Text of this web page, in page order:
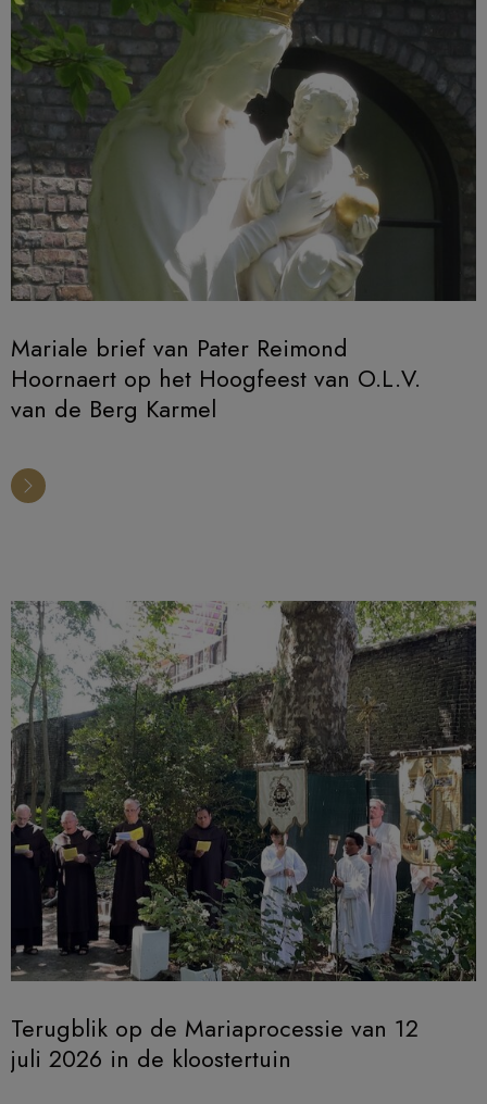
Mariale brief van Pater Reimond
Hoornaert op het Hoogfeest van O.L.V.
van de Berg Karmel
Terugblik op de Mariaprocessie van 12
juli 2026 in de kloostertuin